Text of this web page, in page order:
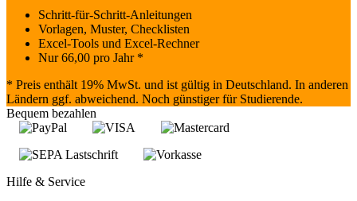
Schritt-für-Schritt-Anleitungen
Vorlagen, Muster, Checklisten
Excel-Tools und Excel-Rechner
Nur66,00 pro Jahr *
* Preis enthält 19% MwSt. und ist gültig in Deutschland. In anderen
Ländern ggf. abweichend. Noch günstiger für Studierende.
Bequem bezahlen
Hilfe & Service